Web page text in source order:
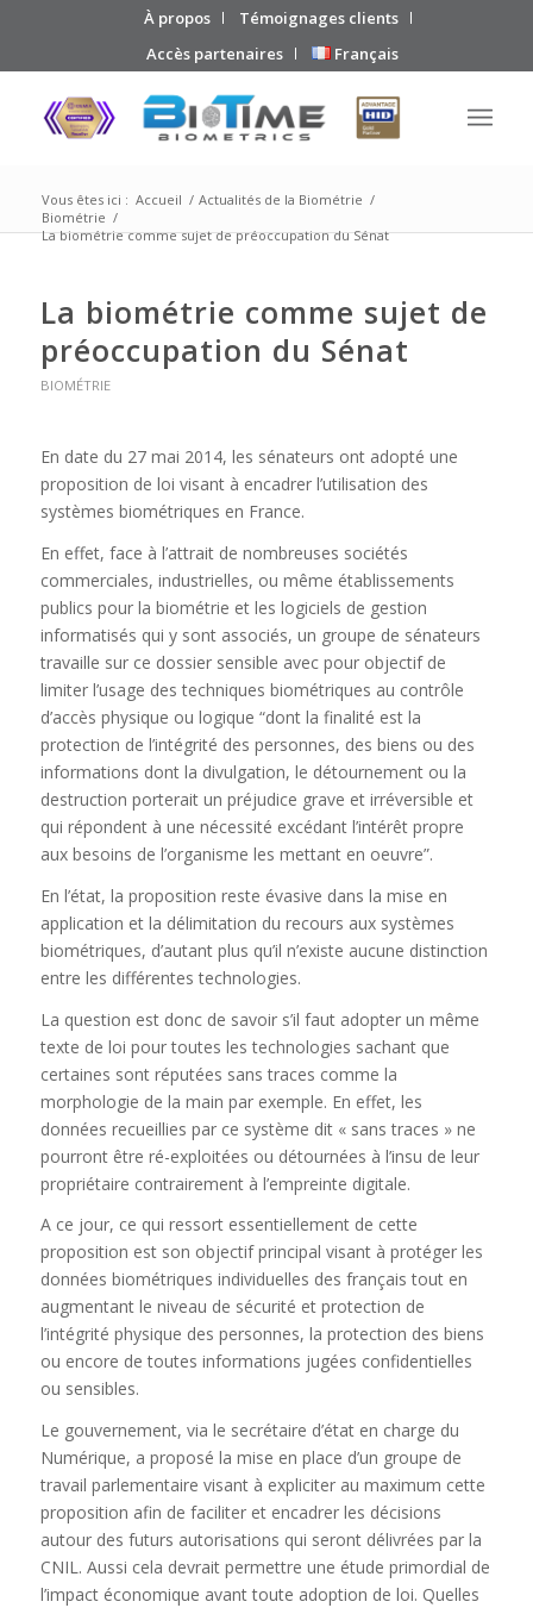
À propos
Témoignages clients
Accès partenaires
Français
Vous êtes ici : Accueil / Actualités de la Biométrie /
Biométrie /
La biométrie comme sujet de préoccupation du Sénat
La biométrie comme sujet de
préoccupation du Sénat
BIOMÉTRIE
En date du 27 mai 2014, les sénateurs ont adopté une
proposition de loi visant à encadrer l’utilisation des
systèmes biométriques en France.
En effet, face à l’attrait de nombreuses sociétés
commerciales, industrielles, ou même établissements
publics pour la biométrie et les logiciels de gestion
informatisés qui y sont associés, un groupe de sénateurs
travaille sur ce dossier sensible avec pour objectif de
limiter l’usage des techniques biométriques au contrôle
d’accès physique ou logique “dont la finalité est la
protection de l’intégrité des personnes, des biens ou des
informations dont la divulgation, le détournement ou la
destruction porterait un préjudice grave et irréversible et
qui répondent à une nécessité excédant l’intérêt propre
aux besoins de l’organisme les mettant en oeuvre”.
En l’état, la proposition reste évasive dans la mise en
application et la délimitation du recours aux systèmes
biométriques, d’autant plus qu’il n’existe aucune distinction
entre les différentes technologies.
La question est donc de savoir s’il faut adopter un même
texte de loi pour toutes les technologies sachant que
certaines sont réputées sans traces comme la
morphologie de la main par exemple. En effet, les
données recueillies par ce système dit « sans traces » ne
pourront être ré-exploitées ou détournées à l’insu de leur
propriétaire contrairement à l’empreinte digitale.
A ce jour, ce qui ressort essentiellement de cette
proposition est son objectif principal visant à protéger les
données biométriques individuelles des français tout en
augmentant le niveau de sécurité et protection de
l’intégrité physique des personnes, la protection des biens
ou encore de toutes informations jugées confidentielles
ou sensibles.
Le gouvernement, via le secrétaire d’état en charge du
Numérique, a proposé la mise en place d’un groupe de
travail parlementaire visant à expliciter au maximum cette
proposition afin de faciliter et encadrer les décisions
autour des futurs autorisations qui seront délivrées par la
CNIL. Aussi cela devrait permettre une étude primordial de
l’impact économique avant toute adoption de loi. Quelles